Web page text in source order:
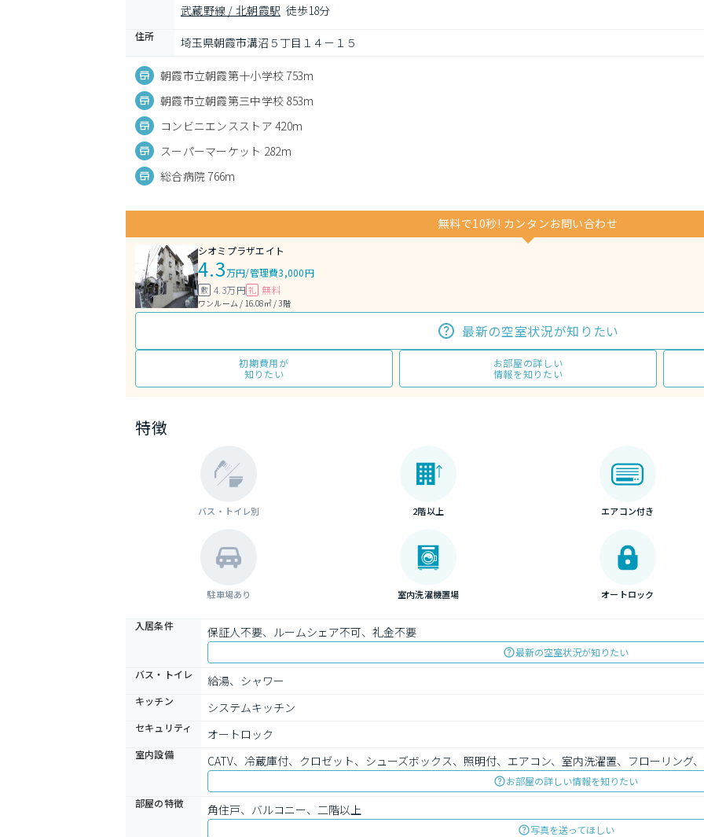
武蔵野線 / 北朝霞駅 徒歩18分
住所 埼玉県朝霞市溝沼５丁目１４－１５
朝霞市立朝霞第十小学校 753m
朝霞市立朝霞第三中学校 853m
コンビニエンスストア 420m
スーパーマーケット 282m
総合病院 766m
無料で10秒! カンタンお問い合わせ
シオミプラザエイト
4.3万円/管理費3,000円
敷 4.3万円 礼 無料
ワンルーム / 16.08㎡ / 3階
最新の空室状況が知りたい
初期費用が
知りたい
お部屋の詳しい
情報を知りたい
特徴
バス・トイレ別 2階以上 エアコン付き
駐車場あり 室内洗濯機置場 オートロック
入居条件 保証人不要、ルームシェア不可、礼金不要
最新の空室状況が知りたい
バス・トイレ
給湯、シャワー
キッチン システムキッチン
セキュリティ オートロック
室内設備 CATV、冷蔵庫付、クロゼット、シューズボックス、照明付、エアコン、室内洗濯置、フローリング
お部屋の詳しい情報を知りたい
部屋の特徴
角住戸、バルコニー、二階以上
写真を送ってほしい